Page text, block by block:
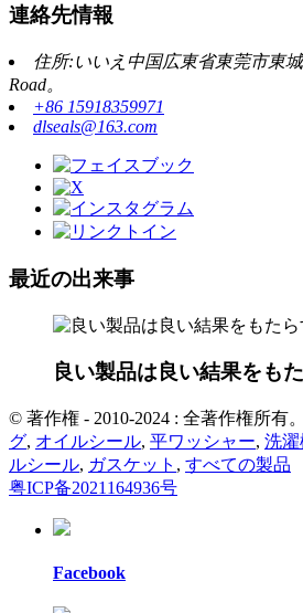
連絡先情報
住所:いいえ中国広東省東莞市東
Road。
+86 15918359971
dlseals@163.com
最近の出来事
良い製品は良い結果をも
© 著作権 - 2010-2024 : 全著作権所有。
グ, オイルシール, 平ワッシャー, 洗濯
ルシール, ガスケット , すべての製品
粤ICP备2021164936号
Facebook